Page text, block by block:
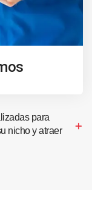
para
nicho y atraer